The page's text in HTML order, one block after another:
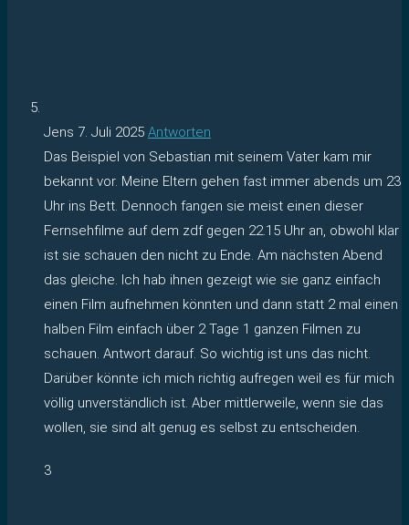
Jens 7. Juli 2025 Antworten
Das Beispiel von Sebastian mit seinem Vater kam mir
bekannt vor. Meine Eltern gehen fast immer abends um 23
Uhr ins Bett. Dennoch fangen sie meist einen dieser
Fernsehfilme auf dem zdf gegen 22.15 Uhr an, obwohl klar
ist sie schauen den nicht zu Ende. Am nächsten Abend
das gleiche. Ich hab ihnen gezeigt wie sie ganz einfach
einen Film aufnehmen könnten und dann statt 2 mal einen
halben Film einfach über 2 Tage 1 ganzen Filmen zu
schauen. Antwort darauf. So wichtig ist uns das nicht.
Darüber könnte ich mich richtig aufregen weil es für mich
völlig unverständlich ist. Aber mittlerweile, wenn sie das
wollen, sie sind alt genug es selbst zu entscheiden.
3